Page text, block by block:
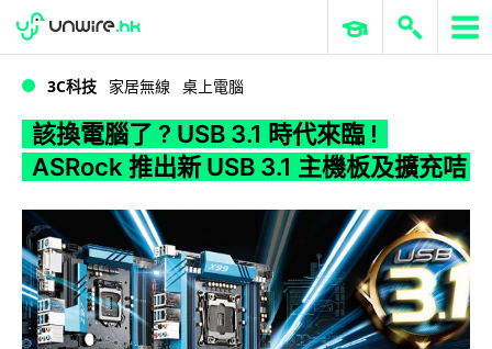
WWDC 2026 ERP 與商業 AI
3C科技 家居無線 桌上電腦
該換電腦了 ? USB 3.1 時代來臨 !
ASRock 推出新 USB 3.1 主機板及擴充咭